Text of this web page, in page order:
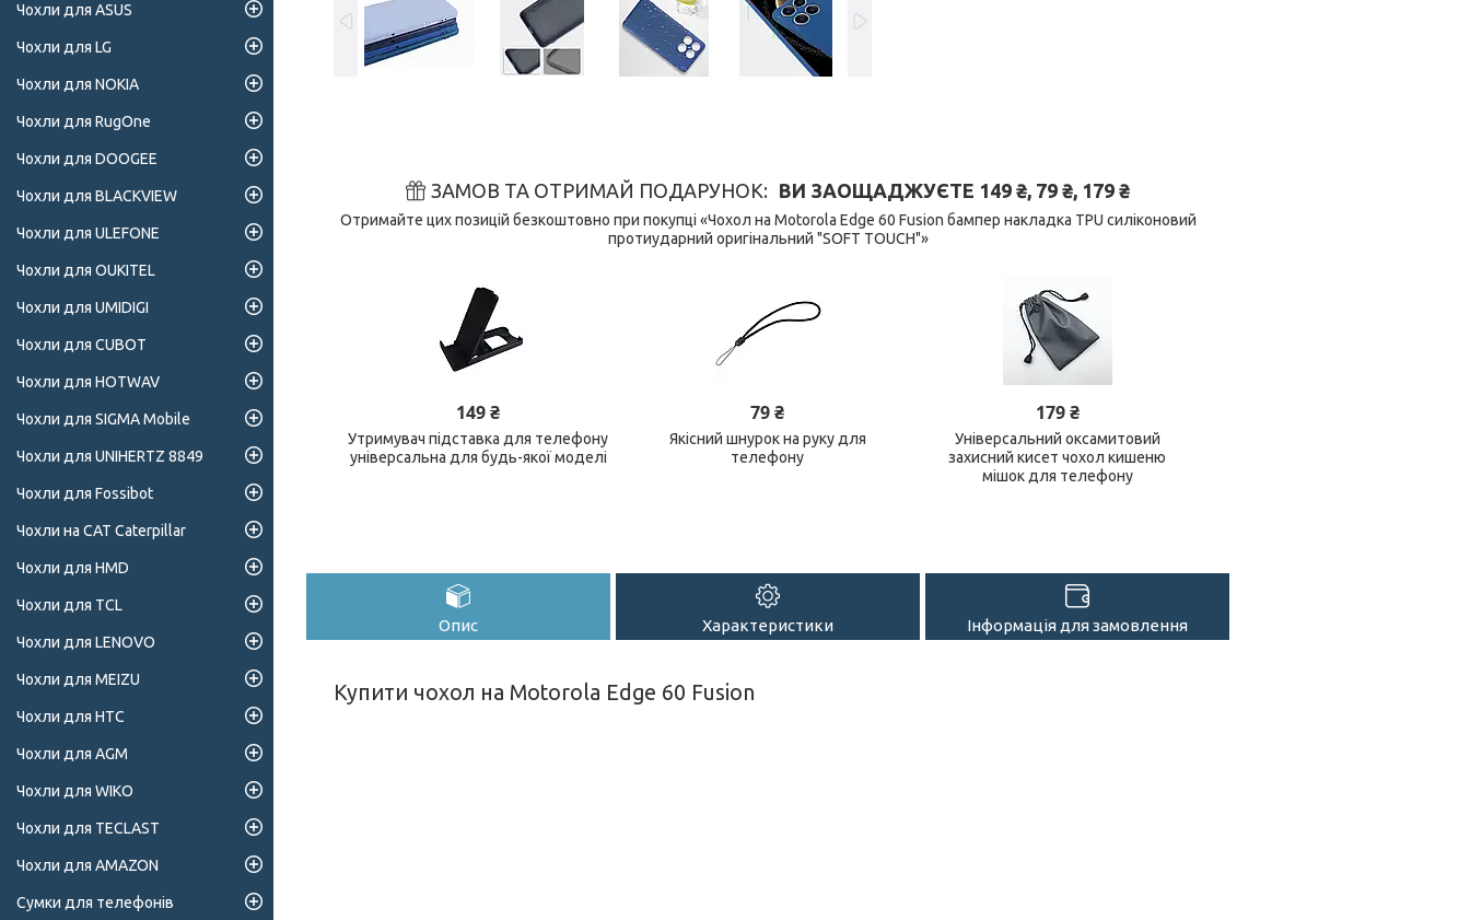
ЗАМОВ ТА ОТРИМАЙ ПОДАРУНОК ВИ ЗАОЩАДЖУЄТЕ 149 ₴, 79 ₴, 179 ₴
Отримайте цих позицій безкоштовно при покупці «Чохол на Motorola Edge 60 Fusion бампер накладка TPU силіконовий
протиударний оригінальний "SOFT TOUCH"»
149 ₴
Утримувач підставка для телефону
універсальна для будь-якої моделі
79 ₴
Якісний шнурок на руку для
телефону
179 ₴
Універсальний оксамитовий
захисний кисет чохол кишеню
мішок для телефону
Опис Характеристики Інформація для замовлення
Купити чохол на Motorola Edge 60 Fusion
Чохли для ASUS
Чохли для LG
Чохли для NOKIA
Чохли для RugOne
Чохли для DOOGEE
Чохли для BLACKVIEW
Чохли для ULEFONE
Чохли для OUKITEL
Чохли для UMIDIGI
Чохли для CUBOT
Чохли для HOTWAV
Чохли для SIGMA Mobile
Чохли для UNIHERTZ 8849
Чохли для Fossibot
Чохли на CAT Caterpillar
Чохли для HMD
Чохли для TCL
Чохли для LENOVO
Чохли для MEIZU
Чохли для HTC
Чохли для AGM
Чохли для WIKO
Чохли для TECLAST
Чохли для AMAZON
Сумки для телефонів